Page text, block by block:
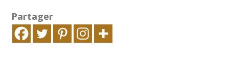
Partager